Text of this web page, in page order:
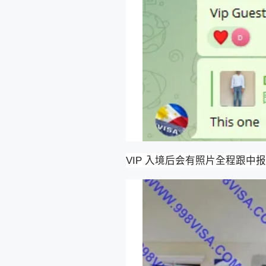
VIP 入境后会有照片全程跟中